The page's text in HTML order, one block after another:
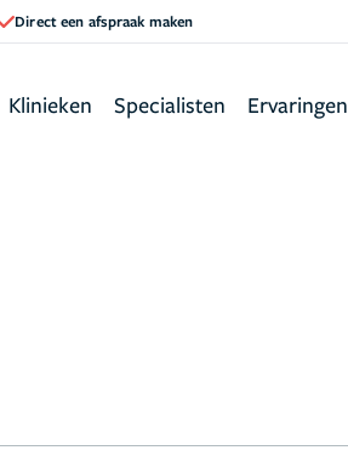
Direct een afspraak maken
Klinieken Specialisten Ervaringen